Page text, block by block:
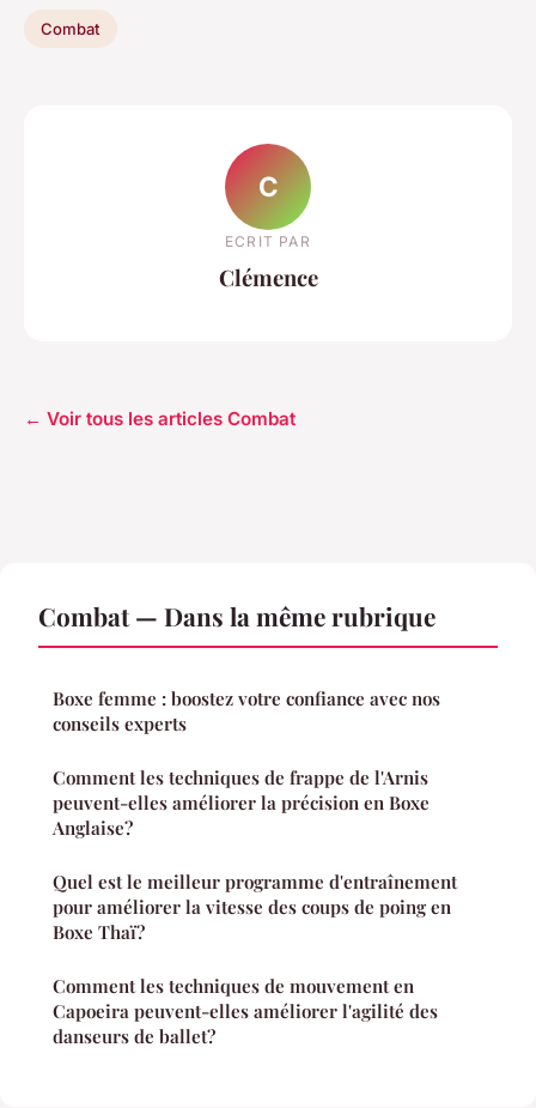
Combat
C
ECRIT PAR
Clémence
← Voir tous les articles Combat
Combat — Dans la même rubrique
Boxe femme : boostez votre confiance avec nos
conseils experts
Comment les techniques de frappe de l'Arnis
peuvent-elles améliorer la précision en Boxe
Anglaise?
Quel est le meilleur programme d'entraînement
pour améliorer la vitesse des coups de poing en
Boxe Thaï?
Comment les techniques de mouvement en
Capoeira peuvent-elles améliorer l'agilité des
danseurs de ballet?